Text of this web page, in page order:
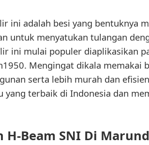
ini adalah besi yang bentuknya
untuk menyatukan tulangan
ini mulai populer diaplikasikan
Mengingat dikala memakai
serta lebih murah dan
terbaik di Indonesia dan
H-Beam SNI Di